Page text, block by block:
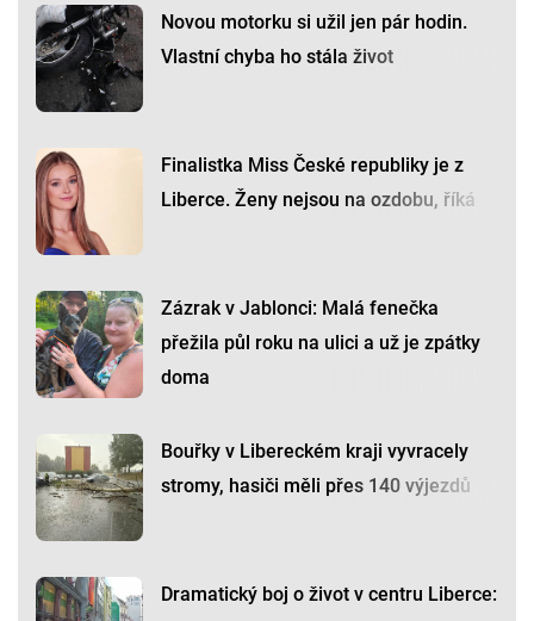
Novou motorku si užil jen pár hodin.
Vlastní chyba ho stála život
Finalistka Miss České republiky je z
Liberce. Ženy nejsou na ozdobu, říká
Zázrak v Jablonci: Malá fenečka
přežila půl roku na ulici a už je zpátky
doma
Bouřky v Libereckém kraji vyvracely
stromy, hasiči měli přes 140 výjezdů
Dramatický boj o život v centru Liberce: